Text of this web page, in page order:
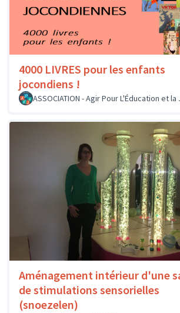
4000 LIVRES pour les enfants
jocondiens !
ASSOCIATION - Agir Pour L'Éducation et
Aménagement intérieur d'une
de stimulations sensorielles
(snoezelen)